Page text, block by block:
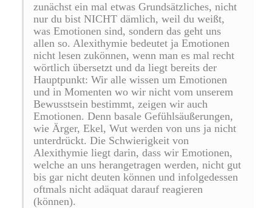
zunächst ein mal etwas Grundsätzliches, nicht
nur du bist NICHT dämlich, weil du weißt,
was Emotionen sind, sondern das geht uns
allen so. Alexithymie bedeutet ja Emotionen
nicht lesen zukönnen, wenn man es mal recht
wörtlich übersetzt und da liegt bereits der
Hauptpunkt: Wir alle wissen um Emotionen
und in Momenten wo wir nicht vom unserem
Bewusstsein bestimmt, zeigen wir auch
Emotionen. Denn basale Gefühlsäußerungen,
wie Ärger, Ekel, Wut werden von uns ja nicht
unterdrückt. Die Schwierigkeit von
Alexithymie liegt darin, dass wir Emotionen,
welche an uns herangetragen werden, nicht gut
bis gar nicht deuten können und infolgedessen
oftmals nicht adäquat darauf reagieren
(können).